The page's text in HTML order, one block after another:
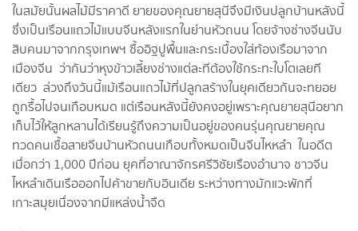
ในสมัยนั้นผลไม้มีราคาดี ยายของคุณยายสุนีจึงมีเงินปลูกบ้านหลังนี้
ซึ่งเป็นเรือนแถวไม้แบบจีนหลังแรกในย่านหัวถนน โดยจ้างช่างจีนนับ
สิบคนมาจากกรุงเทพฯ ซื้ออิฐปูพื้นและกระเบื้องใส่ท้องเรือมาจาก
เมืองจีน ว่ากันว่าหุงข้าวเลี้ยงช่างแต่ละทีต้องใช้กระทะใบโตเลยที
เดียว ล่วงถึงวันนี้แม้เรือนแถวไม้ที่ปลูกสร้างในยุคเดียวกันจะทยอย
ถูกรื้อไปจนเกือบหมด แต่เรือนหลังนี้ยังคงอยู่เพราะคุณยายสุนีอยาก
เก็บไว้ให้ลูกหลานได้เรียนรู้ถึงความเป็นอยู่ของคนรุ่นคุณยายคุณ
ทวดคนเชื้อสายจีนบ้านหัวถนนเกือบทั้งหมดเป็นจีนไหหลำ ในอดีต
เมื่อกว่า 1,000 ปีก่อน ยุคที่อาณาจักรศรีวิชัยเรืองอำนาจ ชาวจีน
ไหหลำเดินเรือออกไปค้าขายกับอินเดีย ระหว่างทางมักแวะพักที่
เกาะสมุยเนื่องจากมีแหล่งน้ำจืด